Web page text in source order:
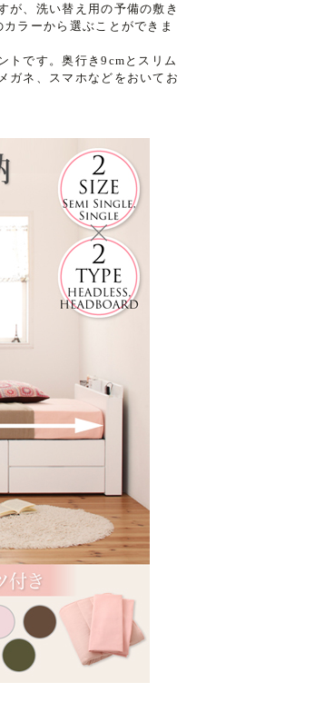
が、洗い替え用の予備の敷き
ラーから選ぶことができま
トです。奥行き9cmとスリム
ガネ、スマホなどをおいてお